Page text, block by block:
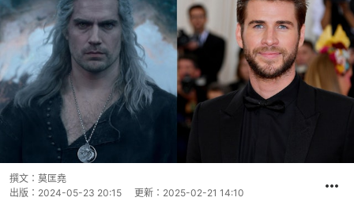
撰文： 莫匡堯
出版： 2024-05-23 20:15 更新： 2025-02-21 14:10